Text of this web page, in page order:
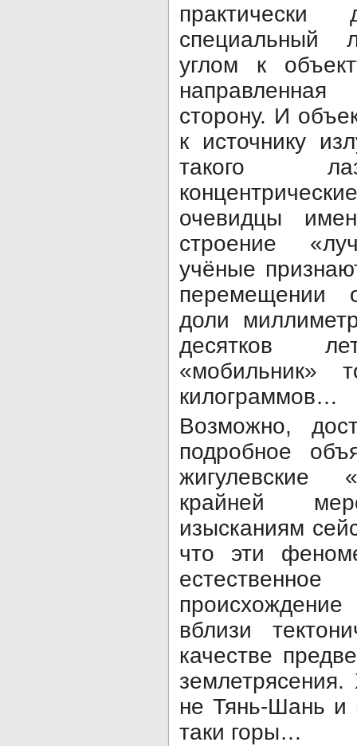
специальный
углом к
сторону. И
к источнику
такого
очевидцы
строение
учёные
перемещении
доли
десятков
«мобильник»
килограммов…
Возможно,
подробное
жигулевские
крайней
изысканиям
что эти
вблизи
качестве
не Тянь-Шань и
таки горы…